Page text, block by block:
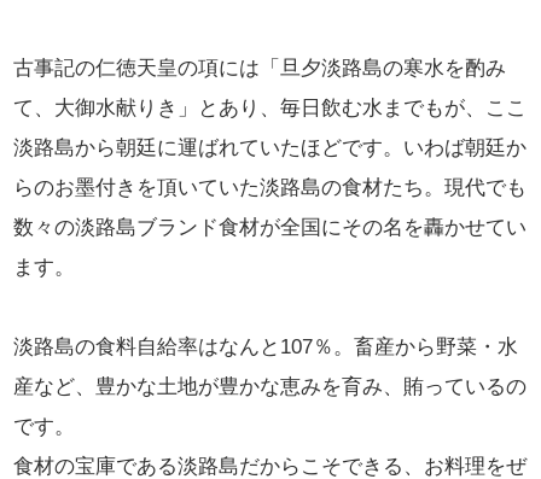
古事記の仁徳天皇の項には「旦夕淡路島の寒水を酌み
て、大御水献りき」とあり、毎日飲む水までもが、ここ
淡路島から朝廷に運ばれていたほどです。いわば朝廷か
らのお墨付きを頂いていた淡路島の食材たち。現代でも
数々の淡路島ブランド食材が全国にその名を轟かせてい
ます。
淡路島の食料自給率はなんと107％。畜産から野菜・水
産など、豊かな土地が豊かな恵みを育み、賄っているの
です。
食材の宝庫である淡路島だからこそできる、お料理をぜ